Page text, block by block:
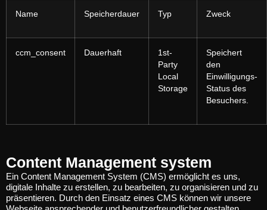
Name Speicherdauer Typ Zweck
ccm_consent Dauerhaft
1st-
Party
Local
Storage
Speichert
den
Einwilligungs-
Status des
Besuchers.
Content Management system
Ein Content Management System (CMS) ermöglicht es uns,
digitale Inhalte zu erstellen, zu bearbeiten, zu organisieren und zu
präsentieren. Durch den Einsatz eines CMS können wir unsere